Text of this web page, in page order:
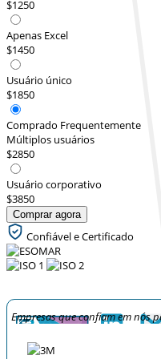
$1250
Apenas Excel
$1450
Usuário único
$1850
Comprado Frequentemente
Múltiplos usuários
$2850
Usuário corporativo
$3850
Comprar agora
Confiável e Certificado
Empresas que confiam em nós